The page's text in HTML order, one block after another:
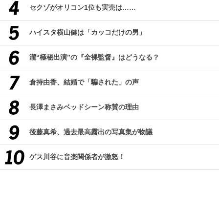
セクゾがオリコン1位も実売は……
ハイスタ横山健は「カッコだけの男」
瀧“極秘出演”の『全裸監督』はどうなる？
倉持由香、結婚で「騙された」の声
長澤まさみベッドシーン称賛の理由
後藤真希、過去最高露出の写真集が物議
ゲス川谷に音楽関係者が激怒！